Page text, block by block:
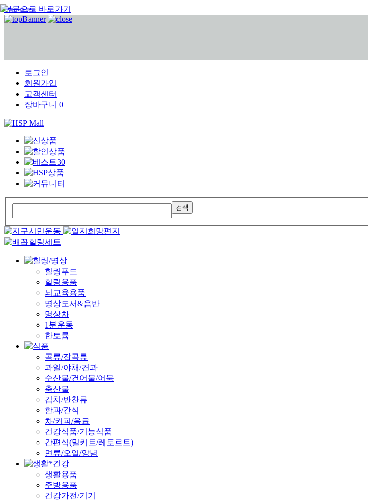
본문으로 바로가기
앱다운로드
로그인
회원가입
고객센터
장바구니 0
검색
힐링푸드
힐링용품
뇌교육용품
명상도서&음반
명상차
1분운동
한토륨
곡류/잡곡류
과일/야채/견과
수산물/건어물/어묵
축산물
김치/반찬류
한과/간식
차/커피/음료
건강식품/기능식품
간편식(밀키트/레토르트)
면류/오일/양념
생활용품
주방용품
건강가전/기기